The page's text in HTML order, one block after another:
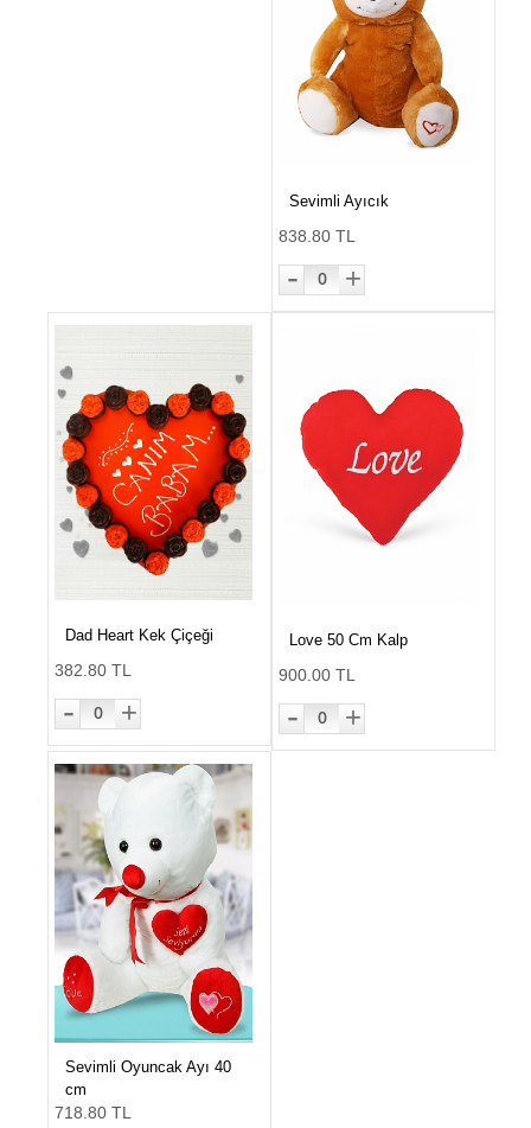
Sevimli Ayıcık
838.80 TL
- 0 +
Dad Heart Kek Çiçeği
382.80 TL
- 0 +
Love 50 Cm Kalp
900.00 TL
- 0 +
Sevimli Oyuncak Ayı 40
cm
718.80 TL